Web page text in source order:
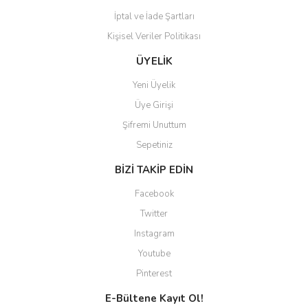
Gönder
İptal ve İade Şartları
Kişisel Veriler Politikası
ÜYELİK
Yeni Üyelik
Üye Girişi
Şifremi Unuttum
Sepetiniz
BİZİ TAKİP EDİN
Facebook
Twitter
Instagram
Youtube
Pinterest
E-Bültene Kayıt Ol!